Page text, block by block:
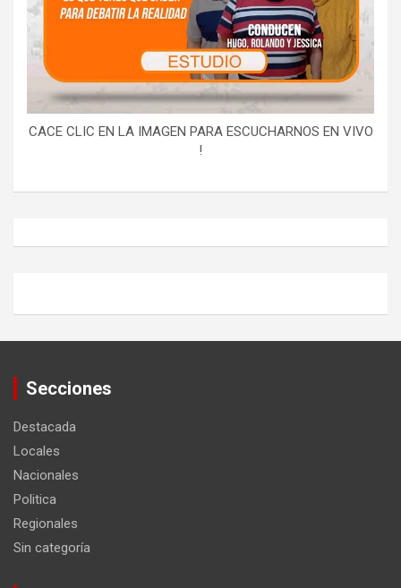
CACE CLIC EN LA IMAGEN PARA ESCUCHARNOS EN VIVO
!
Secciones
Destacada
Locales
Nacionales
Politica
Regionales
Sin categoría